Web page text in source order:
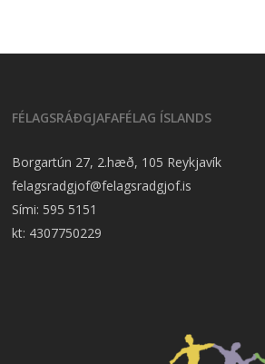
FÉLAGSRÁÐGJAFAFÉLAG ÍSLANDS
Borgartún 27, 2.hæð, 105 Reykjavík
felagsradgjof@felagsradgjof.is
Sími: 595 5151
kt: 4307750229